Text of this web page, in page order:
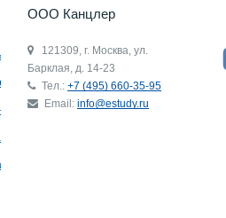
ООО Канцлер
121309, г. Москва, ул.
Барклая, д. 14-23
Тел.: +7 (495) 660-35-95
Email: info@estudy.ru